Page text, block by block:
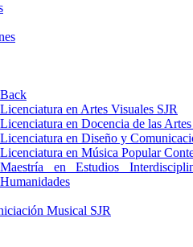
Back
Licenciatura en Artes Visuales SJR
Licenciatura en Docencia de las
Licenciatura en Diseño y
Licenciatura en Música Popular
Maestría en Estudios
Humanidades
Musical SJR